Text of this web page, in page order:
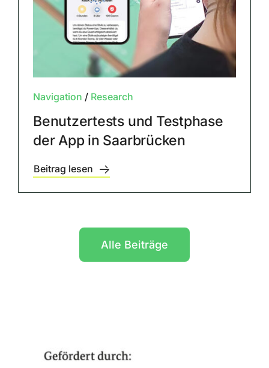
Navigation / Research
Benutzertests und Testphase
der App in Saarbrücken
Beitrag lesen
Alle Beiträge